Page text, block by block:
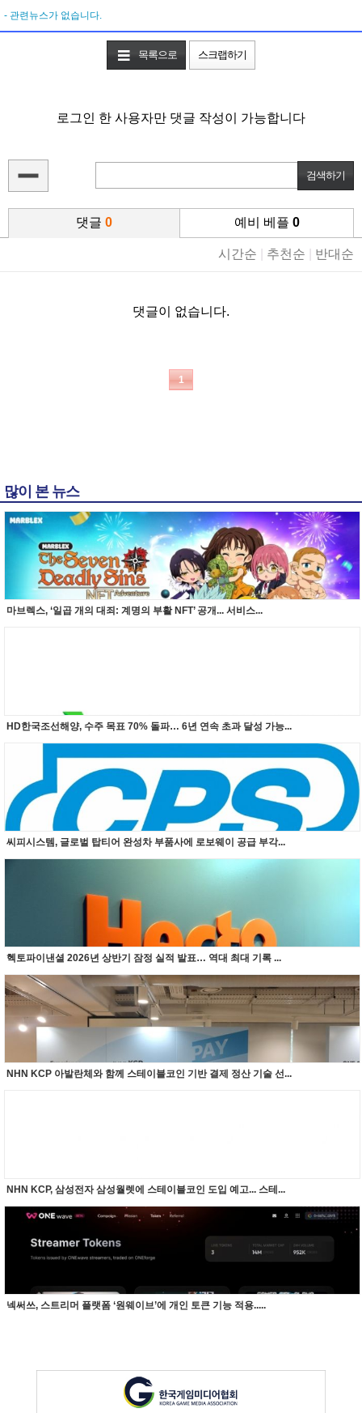
- 관련뉴스가 없습니다.
목록으로 스크랩하기
로그인 한 사용자만 댓글 작성이 가능합니다
댓글 0 예비 베플 0
시간순 추천순 반대순
댓글이 없습니다.
1
많이 본 뉴스
마브렉스, ‘일곱 개의 대죄: 계명의 부활 NFT’ 공개... 서비스...
HD한국조선해양, 수주 목표 70% 돌파… 6년 연속 초과 달성 가능...
씨피시스템, 글로벌 탑티어 완성차 부품사에 로보웨이 공급 부각...
헥토파이낸셜 2026년 상반기 잠정 실적 발표… 역대 최대 기록 ...
NHN KCP 아발란체와 함께 스테이블코인 기반 결제 정산 기술 선...
NHN KCP, 삼성전자 삼성월렛에 스테이블코인 도입 예고... 스테...
넥써쓰, 스트리머 플랫폼 ‘원웨이브’에 개인 토큰 기능 적용.....